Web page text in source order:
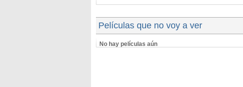
Películas que no voy a ver
No hay películas aún